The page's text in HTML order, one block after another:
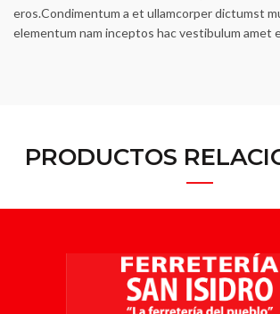
eros.Condimentum a et ullamcorper dictumst
elementum nam inceptos hac vestibulum amet
PRODUCTOS